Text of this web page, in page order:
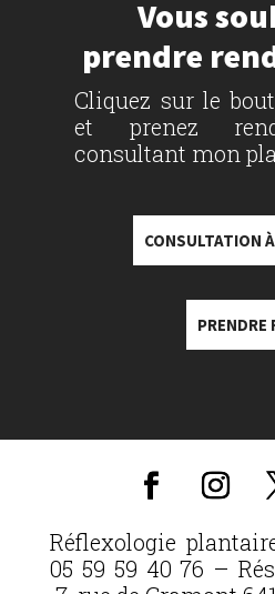
Vous
prendre
Cliquez sur le
et prenez
consultant mon
CONSULTATION
PRENDRE
Réflexologie
05 59 59 40 76 –